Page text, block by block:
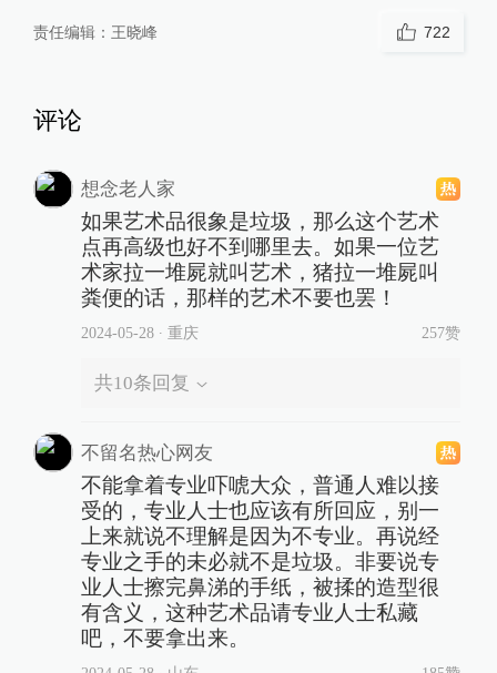
责任编辑： 王晓峰 722
评论
想念老人家
如果艺术品很象是垃圾，那么这个艺术
点再高级也好不到哪里去。如果一位艺
术家拉一堆屍就叫艺术，猪拉一堆屍叫
粪便的话，那样的艺术不要也罢！
2024-05-28∙ 重庆 257赞
共10条回复
不留名热心网友
不能拿着专业吓唬大众，普通人难以接
受的，专业人士也应该有所回应，别一
上来就说不理解是因为不专业。再说经
专业之手的未必就不是垃圾。非要说专
业人士擦完鼻涕的手纸，被揉的造型很
有含义，这种艺术品请专业人士私藏
吧，不要拿出来。